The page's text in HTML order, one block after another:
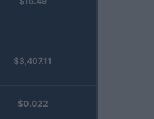
$3,407.11
$0.022